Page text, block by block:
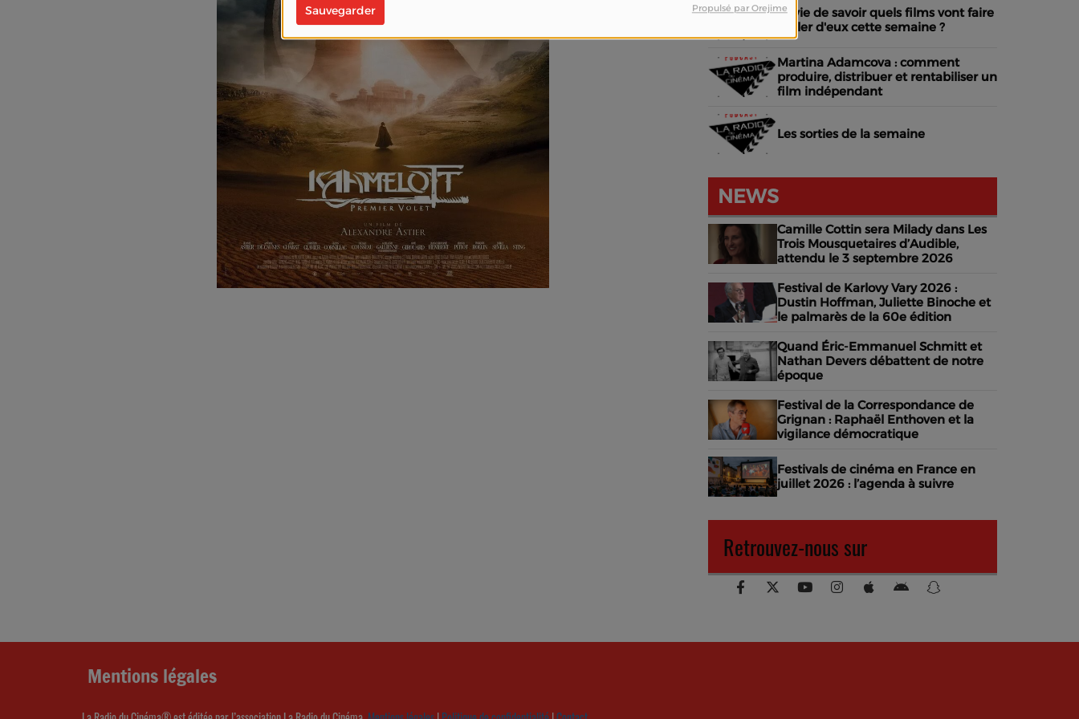
Sauvegarder Propulsé par OrejimeEnvie de savoir quels films vont faire
parler d'eux cette semaine ?
Martina Adamcova : comment
produire, distribuer et rentabiliser un
film indépendant
Les sorties de la semaine
NEWS
Camille Cottin sera Milady dans Les
Trois Mousquetaires d’Audible,
attendu le 3 septembre 2026
Festival de Karlovy Vary 2026 :
Dustin Hoffman, Juliette Binoche et
le palmarès de la 60e édition
Quand Éric-Emmanuel Schmitt et
Nathan Devers débattent de notre
époque
Festival de la Correspondance de
Grignan : Raphaël Enthoven et la
vigilance démocratique
Festivals de cinéma en France en
juillet 2026 : l’agenda à suivre
Retrouvez-nous sur
Mentions légales